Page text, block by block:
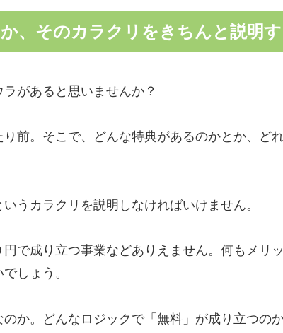
、そのカラクリをきちんと説明
があると思いませんか？
前。そこで、どんな特典があるのかとか、ど
うカラクリを説明しなければいけません。
で成り立つ事業などありえません。何もメリ
しょう。
か。どんなロジックで「無料」が成り立つの